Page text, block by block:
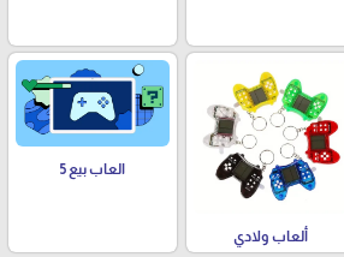
ألعاب ولادي
العاب بيع 5